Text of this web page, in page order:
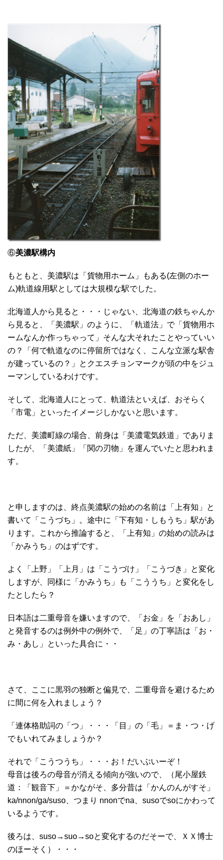
⑥美濃駅構内
もともと、美濃駅は「貨物用ホーム」もある(左側のホー
ム)軌道線用駅としては大規模な駅でした。
北海道人から見ると・・・じゃない、北海道の鉄ちゃんか
ら見ると、「美濃駅」のように、「軌道法」で「貨物用ホ
ームなんか作っちゃって」そんな大それたことやっていい
の？「何で軌道なのに停留所ではなく、こんな立派な駅舎
が建っているの？」とクエスチョンマークが頭の中をジュ
ーマンしているわけです。
そして、北海道人にとって、軌道法といえば、おそらく
「市電」といったイメージしかないと思います。
ただ、美濃町線の場合、前身は「美濃電気鉄道」でありま
したが、「美濃紙」「関の刃物」を運んでいたと思われま
す。
と申しますのは、終点美濃駅の始めの名前は「上有知」と
書いて「こうづち」。途中に「下有知・しもうち」駅があ
ります。これから推論すると、「上有知」の始めの読みは
「かみうち」のはずです。
よく「上野」「上月」は「こうづけ」「こうづき」と変化
しますが、同様に「かみうち」も「こううち」と変化をし
たとしたら？
日本語は二重母音を嫌いますので、「お金」を「おあし」
と発音するのは例外中の例外で、「足」の丁寧語は「お・
み・あし」といった具合に・・
さて、ここに黒羽の独断と偏見で、二重母音を避けるため
に間に何を入れましょう？
「連体格助詞の「つ」・・・「目」の「毛」＝ま・つ・げ
でもいれてみましょうか？
それで「こうつうち」・・・お！だいぶいーぞ！
母音は後ろの母音が消える傾向が強いので、（尾小屋鉄
道：「観音下」＝かながそ、多分昔は「かんのんがすそ」
ka/nnon/ga/suso、つまり nnonでna、susoでsoにかわって
いるようです。
後ろは、suso→suo→soと変化するのだそーで、ＸＸ博士
のほーそく）・・・